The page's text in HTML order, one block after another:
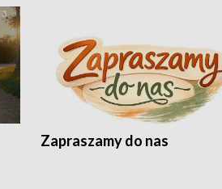
Zapraszamy do nas